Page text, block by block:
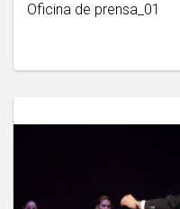
Oficina de prensa_01